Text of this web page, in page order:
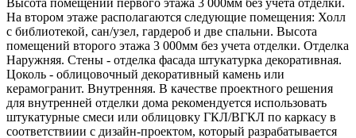
Высота помещений первого этажа 3 000мм без учета отделки.
На втором этаже располагаются следующие помещения: Холл
с библиотекой, сан/узел, гардероб и две спальни. Высота
помещений второго этажа 3 000мм без учета отделки. Отделка
Наружняя. Стены - отделка фасада штукатурка декоративная.
Цоколь - облицовочный декоративный камень или
керамогранит. Внутренняя. В качестве проектного решения
для внутренней отделки дома рекомендуется использовать
штукатурные смеси или облицовку ГКЛ/ВГКЛ по каркасу в
соответствиии с дизайн-проектом, который разрабатывается